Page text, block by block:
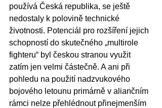
používá Česká republika, se ještě
nedostaly k polovině technické
životnosti. Potenciál pro rozšíření jejich
schopností do skutečného „multirole
fighteru“ byl českou stranou využit
zatím jen velmi částečně. A ani při
pohledu na použití nadzvukového
bojového letounu primárně v aliančním
rámci nelze přehlédnout přinejmenším